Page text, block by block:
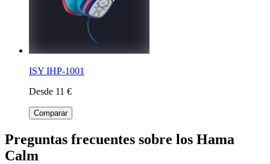
ISY IHP-1001
Desde 11 €
Comparar
Preguntas frecuentes sobre los Hama
Calm